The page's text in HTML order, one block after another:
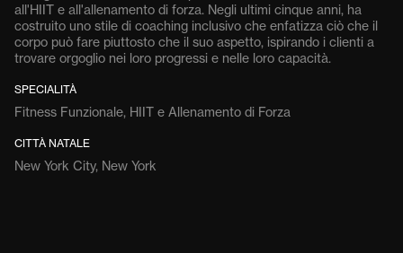
all'HIIT e all'allenamento di forza. Negli ultimi cinque anni, ha
costruito uno stile di coaching inclusivo che enfatizza ciò che il
corpo può fare piuttosto che il suo aspetto, ispirando i clienti a
trovare orgoglio nei loro progressi e nelle loro capacità.
SPECIALITÀ
Fitness Funzionale, HIIT e Allenamento di Forza
CITTÀ NATALE
New York City, New York